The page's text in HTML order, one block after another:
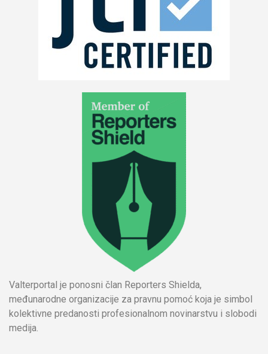
Valterportal je ponosni član Reporters Shielda,
međunarodne organizacije za pravnu pomoć koja je simbol
kolektivne predanosti profesionalnom novinarstvu i slobodi
medija.